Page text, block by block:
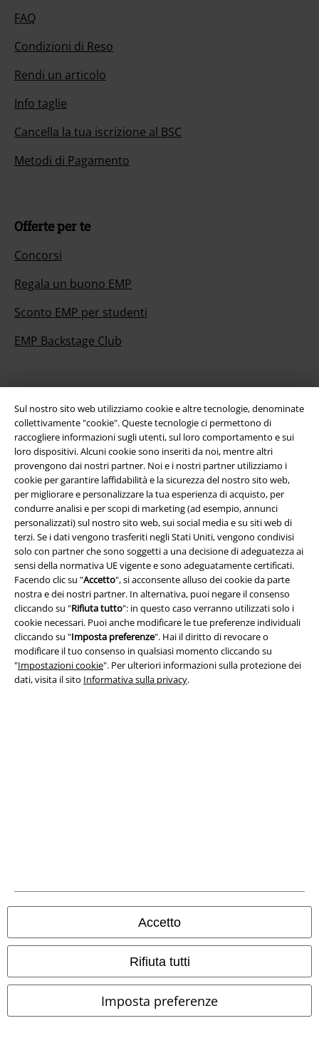
Sul nostro sito web utilizziamo cookie e altre tecnologie, denominate
collettivamente "cookie". Queste tecnologie ci permettono di
raccogliere informazioni sugli utenti, sul loro comportamento e sui
loro dispositivi. Alcuni cookie sono inseriti da noi, mentre altri
provengono dai nostri partner. Noi e i nostri partner utilizziamo i
cookie per garantire laffidabilità e la sicurezza del nostro sito web,
per migliorare e personalizzare la tua esperienza di acquisto, per
condurre analisi e per scopi di marketing (ad esempio, annunci
personalizzati) sul nostro sito web, sui social media e su siti web di
terzi. Se i dati vengono trasferiti negli Stati Uniti, vengono condivisi
solo con partner che sono soggetti a una decisione di adeguatezza ai
sensi della normativa UE vigente e sono adeguatamente certificati.
Facendo clic su "Accetto", si acconsente alluso dei cookie da parte
nostra e dei nostri partner. In alternativa, puoi negare il consenso
cliccando su "Rifiuta tutto": in questo caso verranno utilizzati solo i
cookie necessari. Puoi anche modificare le tue preferenze individuali
cliccando su "Imposta preferenze". Hai il diritto di revocare o
modificare il tuo consenso in qualsiasi momento cliccando su
"Impostazioni cookie". Per ulteriori informazioni sulla protezione dei
dati, visita il sito Informativa sulla privacy.
Accetto
Rifiuta tutti
Imposta preferenze
FAQ
Condizioni di Reso
Rendi un articolo
Info taglie
Cancella la tua iscrizione al BSC
Metodi di Pagamento
Offerte per te
Concorsi
Regala un buono EMP
Sconto EMP per studenti
EMP Backstage Club
Informazioni su EMP
Eventi EMP
Programmi partner
Sostenibilità
Seguici online!
Spedizione